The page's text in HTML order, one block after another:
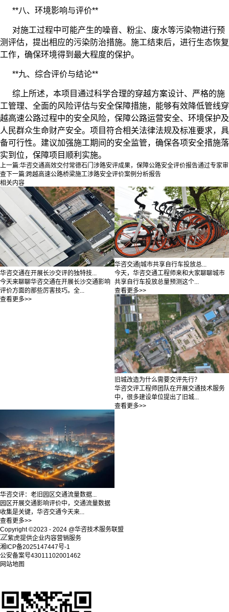
**八、环境影响与评价**
对施工过程中可能产生的噪音、粉尘、废水等污染物进行预
测评估，提出相应的污染防治措施。施工结束后，进行生态恢复
工作，确保环境得到最大程度的保护。
**九、综合评价与结论**
综上所述，本项目通过科学合理的穿越方案设计、严格的施
工管理、全面的风险评估与安全保障措施，能够有效降低管线穿
越高速公路过程中的安全风险，保障公路运营安全、环境保护及
人民群众生命财产安全。项目符合相关法律法规及标准要求，具
备可行性。建议加强施工期间的安全监管，确保各项安全措施落
实到位，保障项目顺利实施。
上一篇:华咨交通高效交付常德石门涉路安评成果，保障公路安全评价报告通过专家审
查下一篇:跨越高速公路桥梁施工涉路安全评价案例分析报告
相关内容
华咨交通在开展长沙交评的独特技...
今天来聊聊华咨交通在开展长沙交通影响
评价方面的那些厉害技巧。全...
查看更多>>
华咨交通|城市共享自行车投放总...
今天，华咨交通工程师来和大家聊聊城市
共享自行车投放总量预测这个...
查看更多>>
旧城改造为什么需要交评先行？
华咨交评工程师团队在开展交通技术服务
中，很多建设单位提出了旧城...
查看更多>>
华咨交评：老旧园区交通流量数据...
园区开展交通影响评价中，交通流量数据
收集是关键，华咨交通今天来...
查看更多>>
Copyright ©2023 - 2024 @华咨技术服务联盟
紫虎提供企业内容营销服务
湘ICP备2025147447号-1
公安备案号43011102001462
网站地图